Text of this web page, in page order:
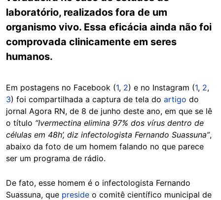
laboratório, realizados fora de um
organismo vivo. Essa eficácia ainda não foi
comprovada clinicamente em seres
humanos.
Em postagens no Facebook (1, 2) e no Instagram (1, 2,
3) foi compartilhada a captura de tela do artigo do
jornal Agora RN, de 8 de junho deste ano, em que se lê
o título “Ivermectina elimina 97% dos vírus dentro de
células em 48h’, diz infectologista Fernando Suassuna”,
abaixo da foto de um homem falando no que parece
ser um programa de rádio.
De fato, esse homem é o infectologista Fernando
Suassuna, que preside o comitê científico municipal de